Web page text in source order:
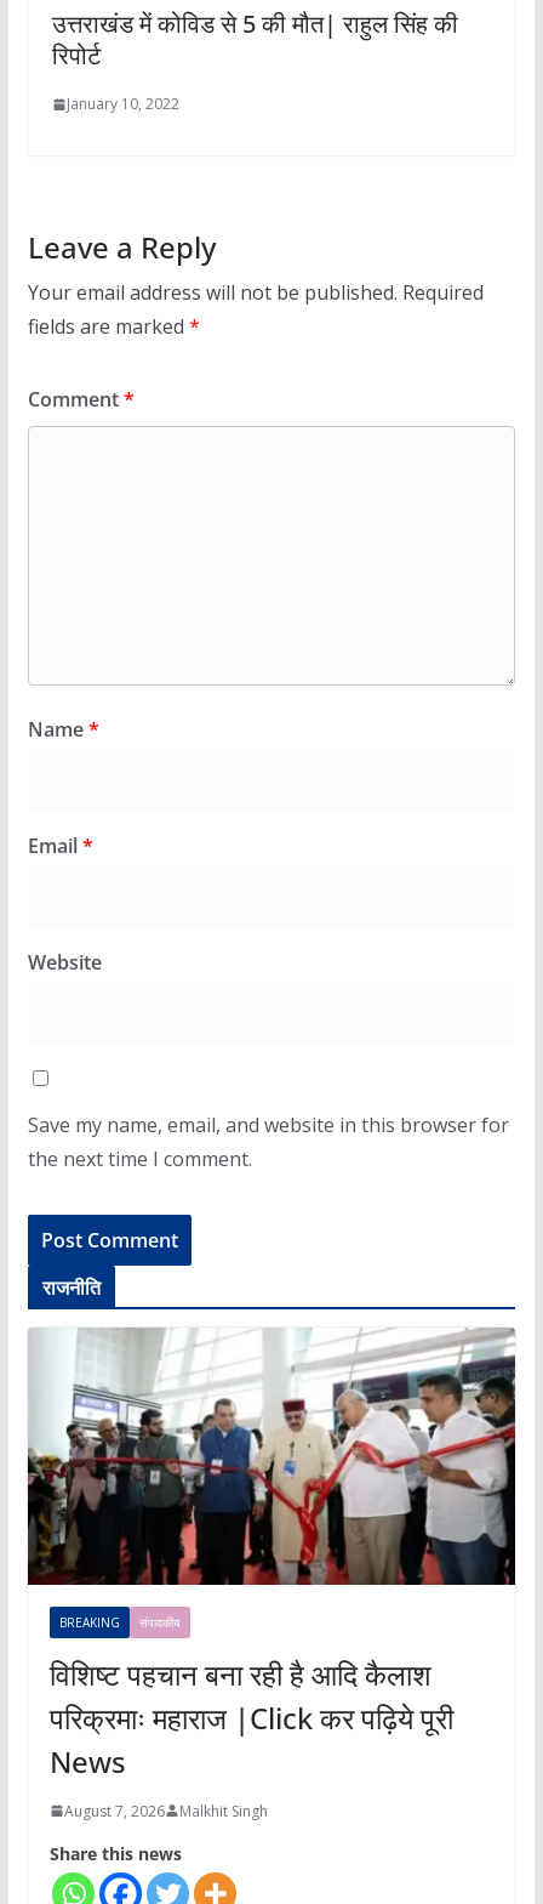
उत्तराखंड में कोविड से 5 की मौत| राहुल सिंह की
रिपोर्ट
January 10, 2022
Leave a Reply
Your email address will not be published. Required
fields are marked *
Comment*
Name*
Email*
Website
Save my name, email, and website in this browser for
the next time I comment.
राजनीति
BREAKING संपादकीय
विशिष्ट पहचान बना रही है आदि कैलाश
परिक्रमाः महाराज |Click कर पढ़िये पूरी
News
August 7, 2026 Malkhit Singh
Share this news